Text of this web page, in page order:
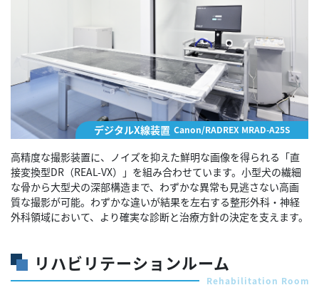
デジタルX線装置 Canon/RADREX MRAD-A25S
高精度な撮影装置に、ノイズを抑えた鮮明な画像を得られる「直
接変換型DR（REAL-VX）」を組み合わせています。小型犬の繊細
な骨から大型犬の深部構造まで、わずかな異常も見逃さない高画
質な撮影が可能。わずかな違いが結果を左右する整形外科・神経
外科領域において、より確実な診断と治療方針の決定を支えます。
リハビリテーションルーム
Rehabilitation Room